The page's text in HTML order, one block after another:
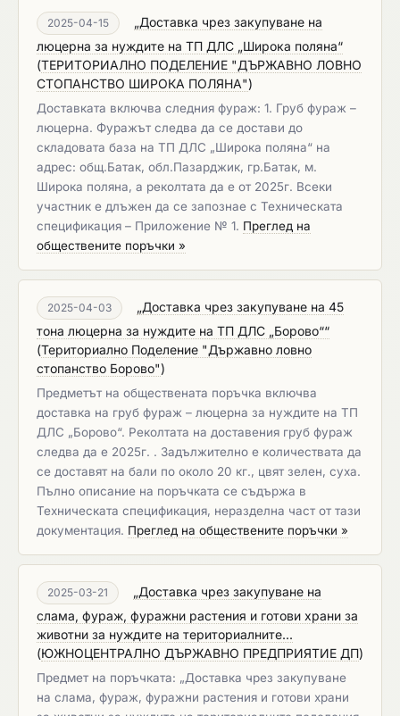
2025-04-15
„Доставка чрез закупуване на
люцерна за нуждите на ТП ДЛС „Широка поляна“
(ТЕРИТОРИАЛНО ПОДЕЛЕНИЕ "ДЪРЖАВНО ЛОВНО
СТОПАНСТВО ШИРОКА ПОЛЯНА")
Доставката включва следния фураж: 1. Груб фураж –
люцерна. Фуражът следва да се достави до
складовата база на ТП ДЛС „Широка поляна“ на
адрес: общ.Батак, обл.Пазарджик, гр.Батак, м.
Широка поляна, а реколтата да е от 2025г. Всеки
участник е длъжен да се запознае с Техническата
спецификация – Приложение № 1. Преглед на
обществените поръчки »
2025-04-03
„Доставка чрез закупуване на 45
тона люцерна за нуждите на ТП ДЛС „Борово““
(Териториално Поделение "Държавно ловно
стопанство Борово")
Предметът на обществената поръчка включва
доставка на груб фураж – люцерна за нуждите на ТП
ДЛС „Борово“. Реколтата на доставения груб фураж
следва да е 2025г. . Задължително е количествата да
се доставят на бали по около 20 кг., цвят зелен, суха.
Пълно описание на поръчката се съдържа в
Техническата спецификация, неразделна част от тази
документация. Преглед на обществените поръчки »
2025-03-21
„Доставка чрез закупуване на
слама, фураж, фуражни растения и готови храни за
животни за нуждите на териториалните...
(ЮЖНОЦЕНТРАЛНО ДЪРЖАВНО ПРЕДПРИЯТИЕ ДП)
Предмет на поръчката: „Доставка чрез закупуване
на слама, фураж, фуражни растения и готови храни